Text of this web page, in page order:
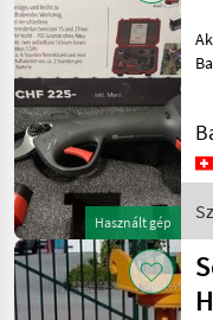
Használt gép
15.-/